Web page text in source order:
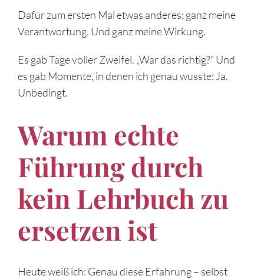
Dafür zum ersten Mal etwas anderes: ganz meine
Verantwortung. Und ganz meine Wirkung.
Es gab Tage voller Zweifel. „War das richtig?“ Und
es gab Momente, in denen ich genau wusste: Ja.
Unbedingt.
Warum echte
Führung durch
kein Lehrbuch zu
ersetzen ist
Heute weiß ich: Genau diese Erfahrung – selbst